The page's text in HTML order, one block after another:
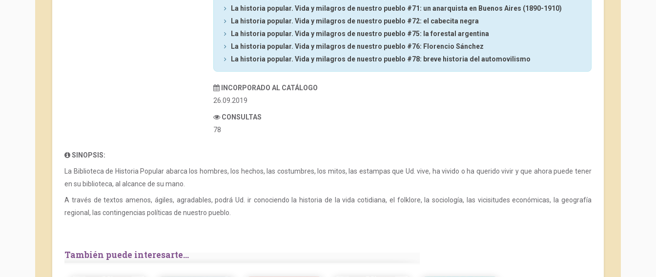
La historia popular. Vida y milagros de nuestro pueblo #71: un anarquista en Buenos Aires (1890-1910)
La historia popular. Vida y milagros de nuestro pueblo #72: el cabecita negra
La historia popular. Vida y milagros de nuestro pueblo #75: la forestal argentina
La historia popular. Vida y milagros de nuestro pueblo #76: Florencio Sánchez
La historia popular. Vida y milagros de nuestro pueblo #78: breve historia del automovilismo
INCORPORADO AL CATÁLOGO
26.09.2019
CONSULTAS
78
SINOPSIS:
La Biblioteca de Historia Popular abarca los hombres, los hechos, las costumbres, los mitos, las estampas que Ud. vive, ha vivido o ha querido vivir y que ahora puede tener
en su biblioteca, al alcance de su mano.
A través de textos amenos, ágiles, agradables, podrá Ud. ir conociendo la historia de la vida cotidiana, el folklore, la sociología, las vicisitudes económicas, la geografía
regional, las contingencias políticas de nuestro pueblo.
También puede interesarte...